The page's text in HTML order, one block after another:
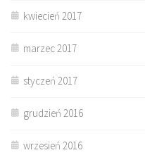
kwiecień 2017
marzec 2017
styczeń 2017
grudzień 2016
wrzesień 2016